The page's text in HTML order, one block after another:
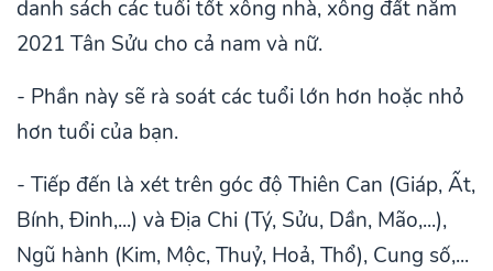
danh sách các tuổi tốt xông nhà, xông đất năm
2021 Tân Sửu cho cả nam và nữ.
- Phần này sẽ rà soát các tuổi lớn hơn hoặc nhỏ
hơn tuổi của bạn.
- Tiếp đến là xét trên góc độ Thiên Can (Giáp, Ất,
Bính, Đinh,...) và Địa Chi (Tý, Sửu, Dần, Mão,...),
Ngũ hành (Kim, Mộc, Thuỷ, Hoả, Thổ), Cung số,...